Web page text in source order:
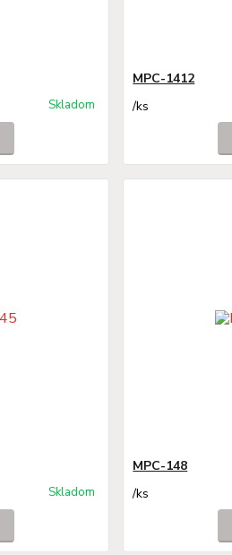
Skladom
MPC-1412
/ks
Skladom
MPC-148
/ks